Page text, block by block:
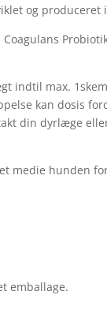
og produceret
indtil max.
kan dosis
din dyrlæge
medie hunden
emballage.